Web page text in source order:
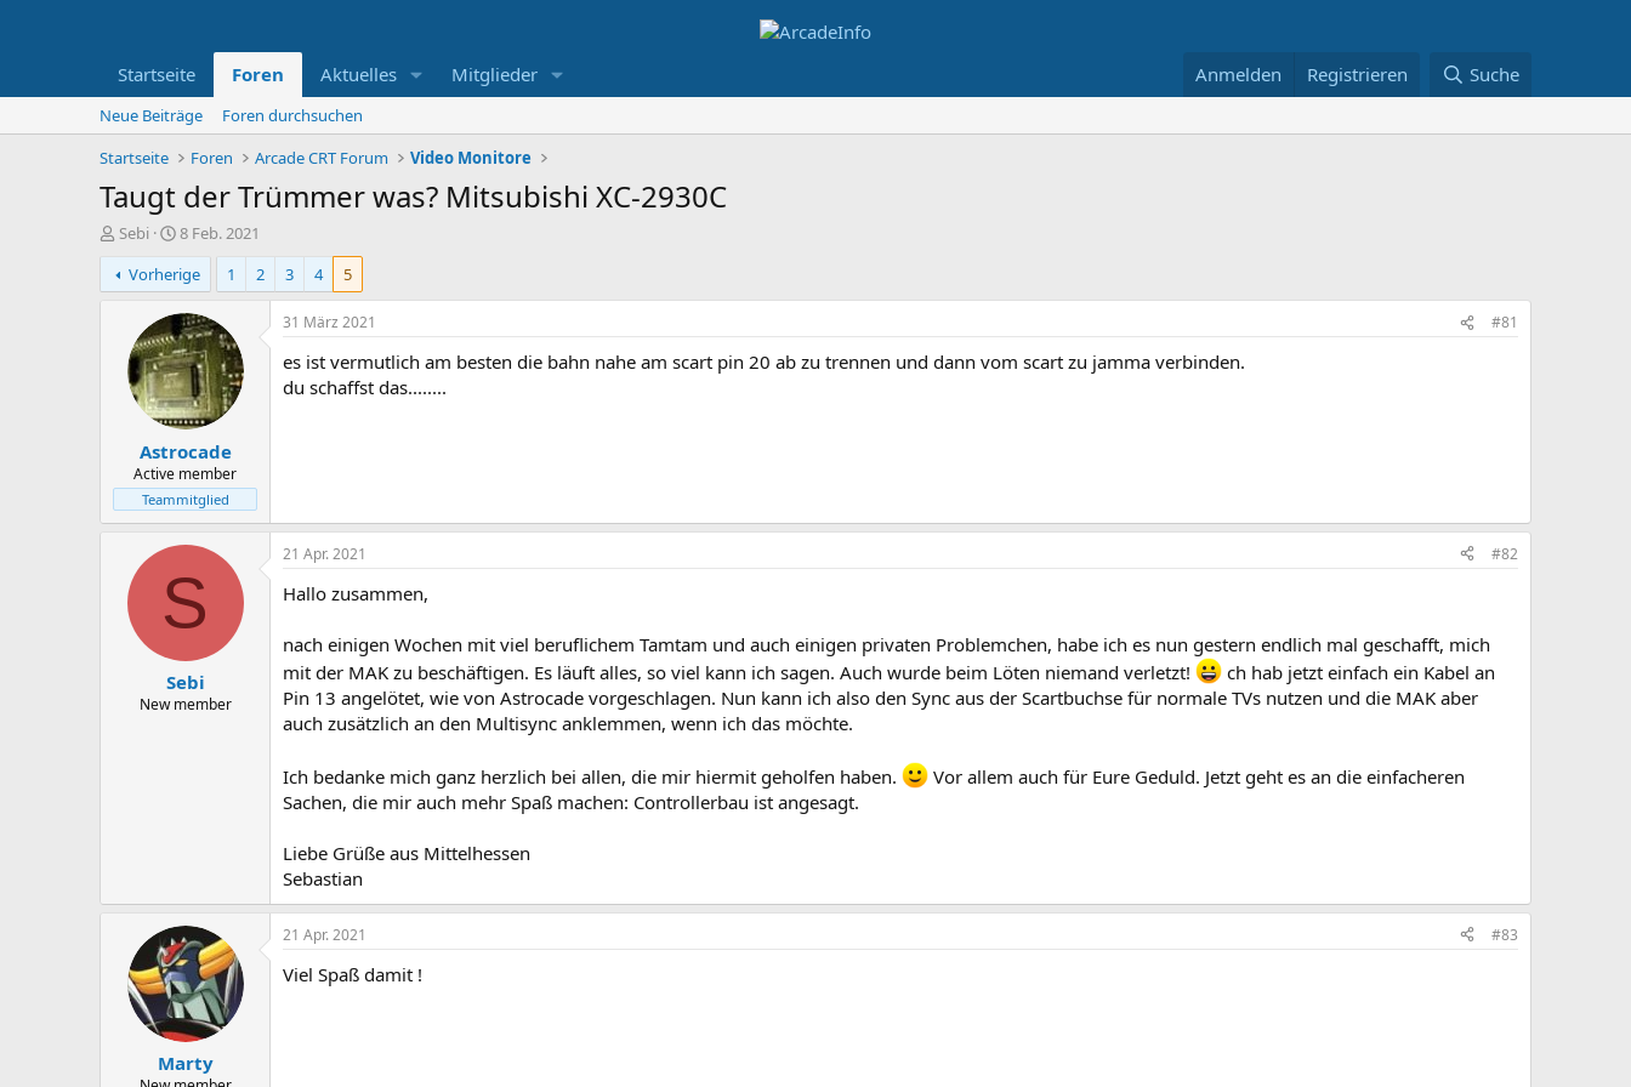
Startseite Foren Aktuelles Mitglieder Anmelden Registrieren Suche
Neue Beiträge
Foren durchsuchen
Startseite
Foren Arcade CRT Forum Video Monitore
Taugt der Trümmer was? Mitsubishi XC-2930C
E
r
s
t
Sebi
E
r
s
t
e
l
l
t
a
m
8 Feb. 2021
Vorherige
1 2 3 4 5
Astrocade
Active member
Teammitglied
31 März 2021 #81
es ist vermutlich am besten die bahn nahe am scart pin 20 ab zu trennen und dann vom scart zu jamma verbinden.
du schaffst das........
S
Sebi
New member
21 Apr. 2021 #82
Hallo zusammen,
nach einigen Wochen mit viel beruflichem Tamtam und auch einigen privaten Problemchen, habe ich es nun gestern endlich mal geschafft, mich
mit der MAK zu beschäftigen. Es läuft alles, so viel kann ich sagen. Auch wurde beim Löten niemand verletzt!
ch hab jetzt einfach ein Kabel an
Pin 13 angelötet, wie von Astrocade vorgeschlagen. Nun kann ich also den Sync aus der Scartbuchse für normale TVs nutzen und die MAK aber
auch zusätzlich an den Multisync anklemmen, wenn ich das möchte.
Ich bedanke mich ganz herzlich bei allen, die mir hiermit geholfen haben.
Vor allem auch für Eure Geduld. Jetzt geht es an die einfacheren
Sachen, die mir auch mehr Spaß machen: Controllerbau ist angesagt.
Liebe Grüße aus Mittelhessen
Sebastian
Marty
21 Apr. 2021 #83
Viel Spaß damit !